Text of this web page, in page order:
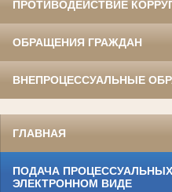
ПРОТИВОДЕЙСТВИЕ
ОБРАЩЕНИЯ ГРАЖДАН
ВНЕПРОЦЕССУАЛЬНЫЕ
ГЛАВНАЯ
ПОДАЧА
ЭЛЕКТРОННОМ ВИДЕ